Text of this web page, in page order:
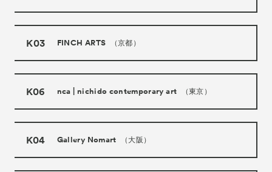
K03 FINCH ARTS （京都）
K06 nca | nichido contemporary art （東京）
K04 Gallery Nomart （大阪）